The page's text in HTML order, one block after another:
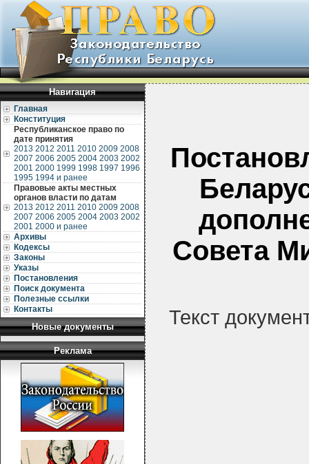
Навигация
Главная
Конституция
Республиканское право по
дате принятия
2013 2012 2011 2010 2009 2008
2007 2006 2005 2004 2003 2002
2001 2000 1999 1998 1997 1996
1995 1994 и ранее
Правовые акты местных
органов власти по датам
2013 2012 2011 2010 2009 2008
2007 2006 2005 2004 2003 2002
2001 2000 и ранее
Архивы
Кодексы
Законы
Указы
Постановления
Поиск документа
Полезные ссылки
Контакты
Новые документы
Реклама
Совета
Текст